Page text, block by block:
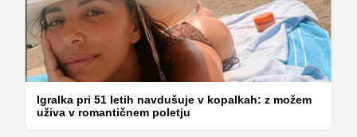
Igralka pri 51 letih navdušuje v kopalkah: z možem
uživa v romantičnem poletju